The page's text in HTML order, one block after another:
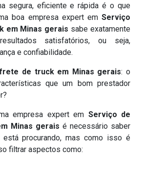
segura, eficiente e rápida é o que
boa empresa expert em Serviço
em Minas gerais sabe exatamente
satisfatórios, ou seja,
e confiabilidade.
de truck em Minas gerais: o
que um bom prestador
empresa expert em Serviço de
Minas gerais é necessário saber
procurando, mas como isso é
filtrar aspectos como: